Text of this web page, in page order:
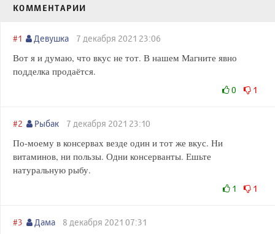
КОММЕНТАРИИ
#1 Девушка 7 декабря 2021 23:06
Вот я и думаю, что вкус не тот. В нашем Магните явно
подделка продаётся.
0 1
#2 Рыбак 7 декабря 2021 23:10
По-моему в консервах везде один и тот же вкус. Ни
витаминов, ни пользы. Одни консерванты. Ешьте
натуральную рыбу.
1 1
#3 Дама 8 декабря 2021 07:31